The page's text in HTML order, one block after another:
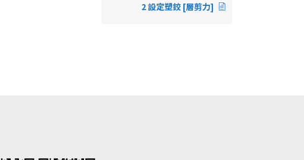
2 設定塑鉸 [層剪力]